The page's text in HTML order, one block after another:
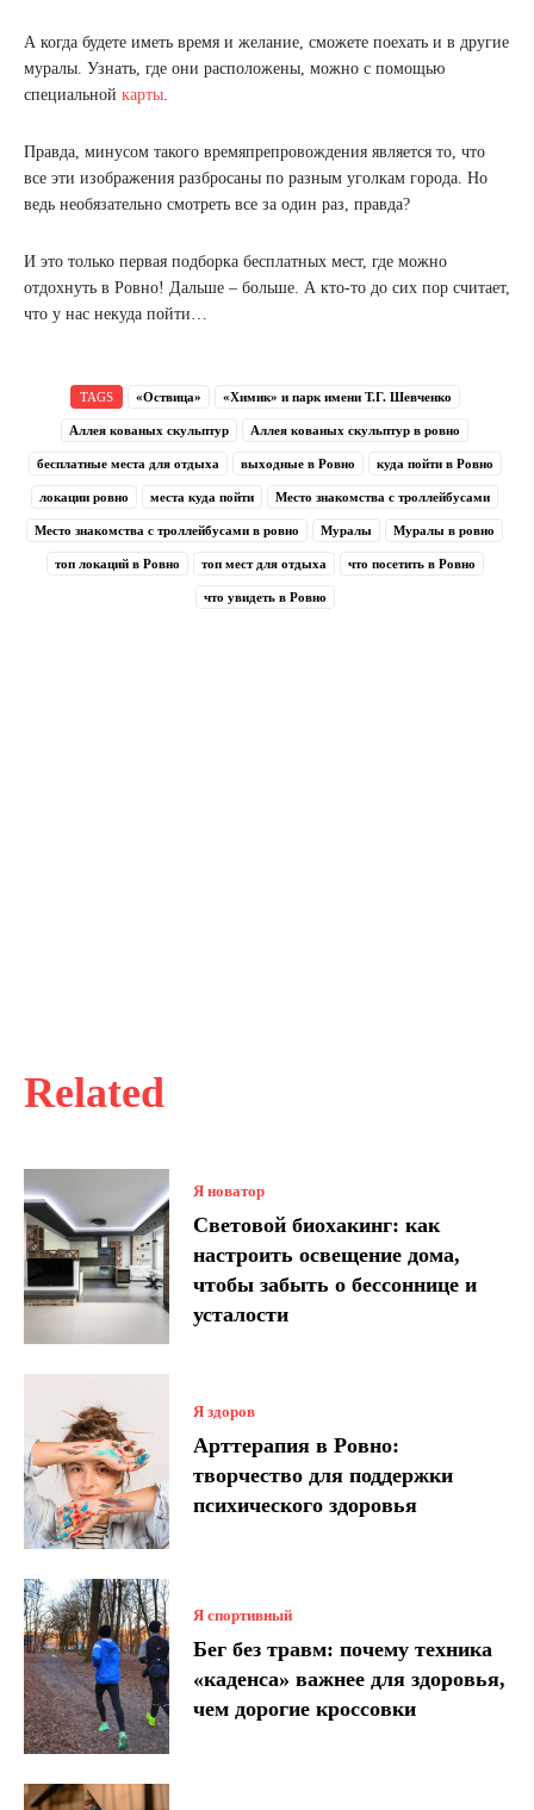
Related
Я новатор
Световой биохакинг: как
настроить освещение дома,
чтобы забыть о бессоннице и
усталости
Я здоров
Арттерапия в Ровно:
творчество для поддержки
психического здоровья
Я спортивный
Бег без травм: почему техника
«каденса» важнее для здоровья,
чем дорогие кроссовки
А когда будете иметь время и желание, сможете поехать и в другие
муралы. Узнать, где они расположены, можно с помощью
специальной карты.
Правда, минусом такого времяпрепровождения является то, что
все эти изображения разбросаны по разным уголкам города. Но
ведь необязательно смотреть все за один раз, правда?
И это только первая подборка бесплатных мест, где можно
отдохнуть в Ровно! Дальше – больше. А кто-то до сих пор считает,
что у нас некуда пойти…
TAGS «Оствица» «Химик» и парк имени Т.Г. Шевченко
Аллея кованых скульптур Аллея кованых скульптур в ровно
бесплатные места для отдыха выходные в Ровно куда пойти в Ровно
локации ровно места куда пойти Место знакомства с троллейбусами
Место знакомства с троллейбусами в ровно Муралы Муралы в ровно
топ локаций в Ровно топ мест для отдыха что посетить в Ровно
что увидеть в Ровно